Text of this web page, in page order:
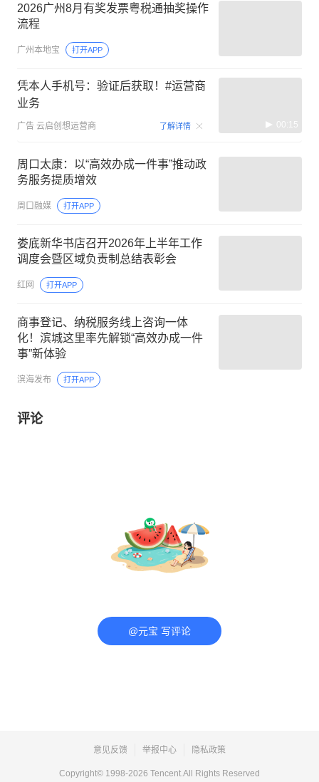
2026广州8月有奖发票粤税通抽奖操作
流程
广州本地宝 打开APP
凭本人手机号：验证后获取！#运营商
业务
广告 云启创想运营商 了解详情 00:15
周口太康：以“高效办成一件事”推动政
务服务提质增效
周口融媒 打开APP
娄底新华书店召开2026年上半年工作
调度会暨区域负责制总结表彰会
红网 打开APP
商事登记、纳税服务线上咨询一体
化！滨城这里率先解锁“高效办成一件
事”新体验
滨海发布 打开APP
评论
@元宝 写评论
意见反馈 举报中心 隐私政策
Copyright© 1998-2026 Tencent.All Rights Reserved